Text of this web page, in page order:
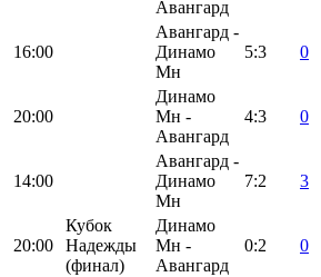
Авангард
16:00
Авангард -
Динамо
Мн
5:3 0
20:00
Динамо
Мн -
Авангард
4:3 0
14:00
Авангард -
Динамо
Мн
7:2 3
20:00
Кубок
Надежды
(финал)
Динамо
Мн -
Авангард
0:2 0